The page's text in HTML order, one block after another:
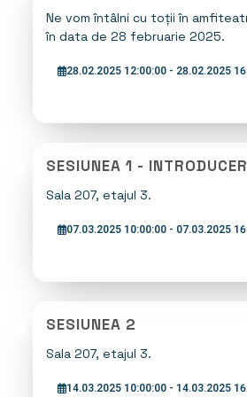
Ne vom întâlni cu toții în
în data de 28 februarie 2025.
28.02.2025 12:00:00 - 28.02.2025
SESIUNEA 1 -
Sala 207, etajul 3.
07.03.2025 10:00:00 - 07.03.2025
SESIUNEA 2
Sala 207, etajul 3.
14.03.2025 10:00:00 - 14.03.2025